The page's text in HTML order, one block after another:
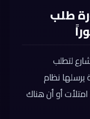
طلب
لتطلب
يرسلها نظام
امتلأت أو أن هناك